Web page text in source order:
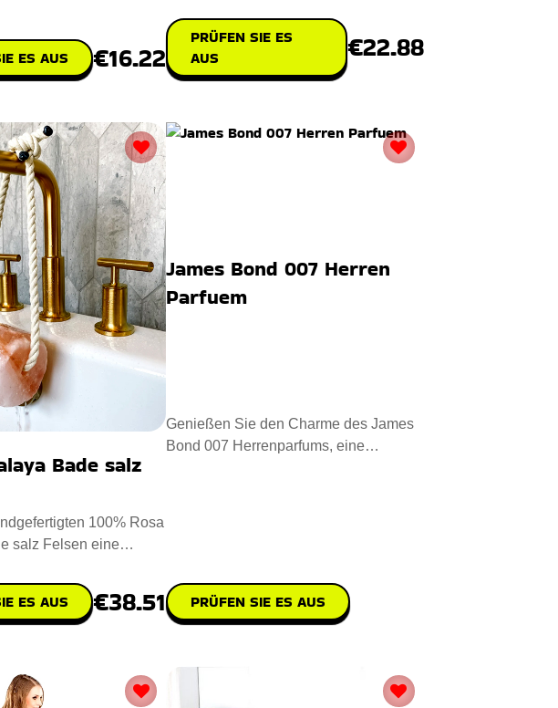
ES AUS €16.22
PRÜFEN SIE ES
AUS
€22.88
Bade salz
100% Rosa
salz Felsen eine
ES AUS €38.51
James Bond 007 Herren
Parfuem
Genießen Sie den Charme des James
Bond 007 Herrenparfums, eine
PRÜFEN SIE ES AUS